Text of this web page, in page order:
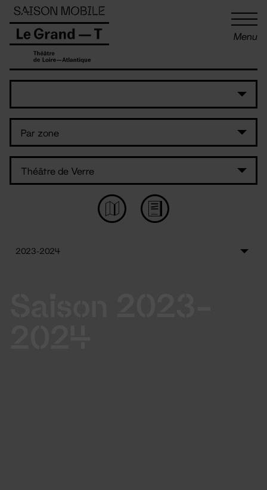
Menu
Panneau de gestion des cookies